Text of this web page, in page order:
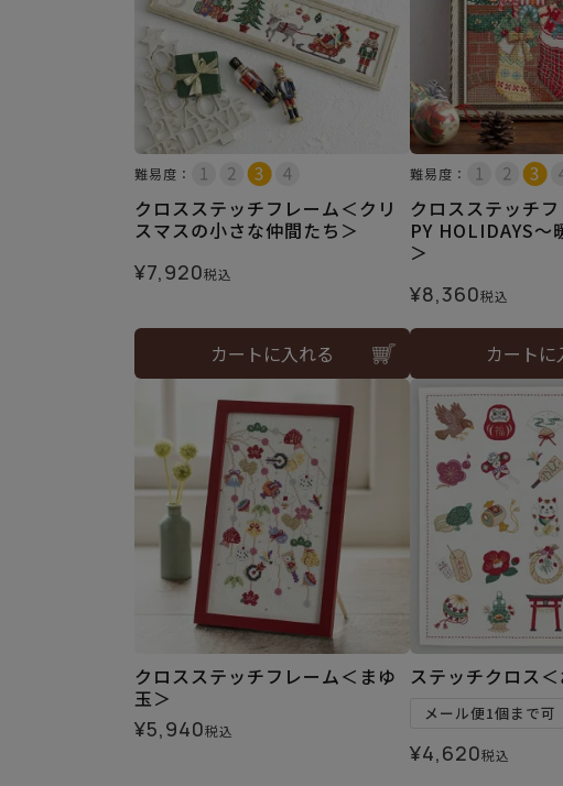
難易度：
クロスステッチフレーム＜クリ
スマスの小さな仲間たち＞
¥7,920税込
カートに入れる
難易度：
クロスステッチ
PY HOLIDAYS～
＞
¥8,360税込
カートに
クロスステッチフレーム＜まゆ
玉＞
¥5,940税込
ステッチクロス
メール便1個まで可
¥4,620税込